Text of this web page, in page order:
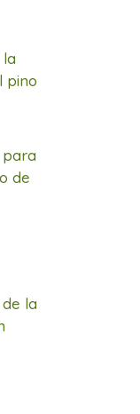
pino
para
de
de la